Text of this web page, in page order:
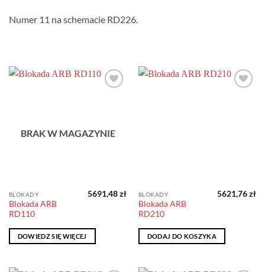
Numer 11 na schemacie RD226.
BRAK W MAGAZYNIE
BLOKADY
Blokada ARB
RD110
5691,48zł
DOWIEDZ SIĘ WIĘCEJ
BLOKADY
Blokada ARB
RD210
5621,76zł
DODAJ DO KOSZYKA